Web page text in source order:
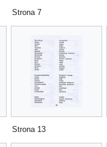
Strona 7
Strona 13